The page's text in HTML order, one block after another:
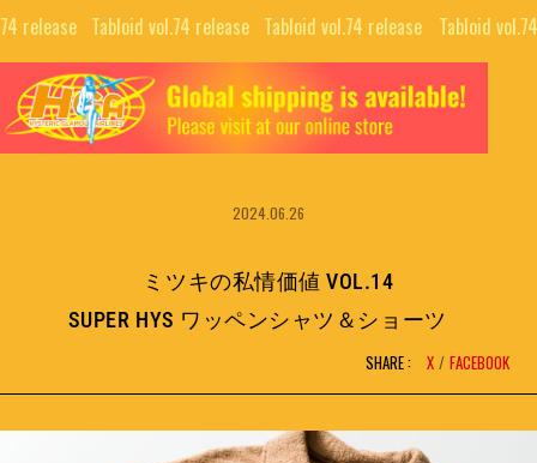
release⠀ Tabloid vol.74 release⠀ Tabloid vol.74 release⠀ Tabloid
TOP
ALL
GUIDE
PUBLISHING
MOVIE
COMPANY
2024.06.26
ミツキの私情価値 VOL.14
SUPER HYS ワッペンシャツ＆ショーツ
SHARE : X FACEBOOK